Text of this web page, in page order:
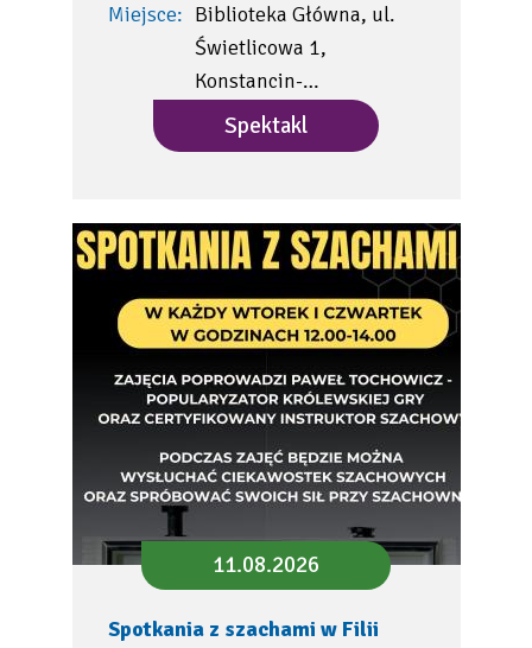
Miejsce: Biblioteka Główna, ul.
Świetlicowa 1,
Konstancin-…
Spektakl
11.08.2026
Spotkania z szachami w Filii